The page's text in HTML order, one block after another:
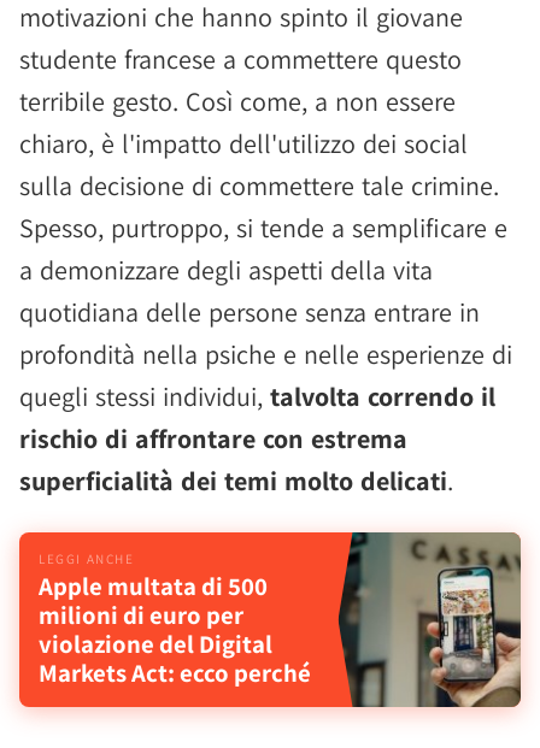
motivazioni che hanno spinto il giovane
studente francese a commettere questo
terribile gesto. Così come, a non essere
chiaro, è l'impatto dell'utilizzo dei social
sulla decisione di commettere tale crimine.
Spesso, purtroppo, si tende a semplificare e
a demonizzare degli aspetti della vita
quotidiana delle persone senza entrare in
profondità nella psiche e nelle esperienze di
quegli stessi individui, talvolta correndo il
rischio di affrontare con estrema
superficialità dei temi molto delicati.
Apple multata di 500
milioni di euro per
violazione del Digital
Markets Act: ecco perché